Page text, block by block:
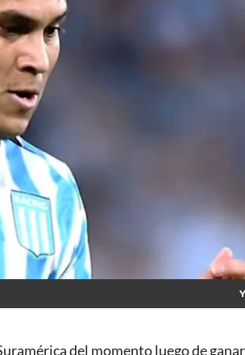
del momento luego de